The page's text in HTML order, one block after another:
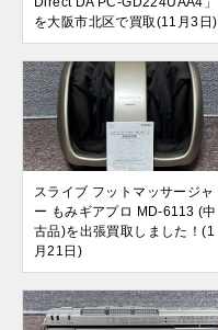
を大阪市北区で買取(11月3日)
スライブ フットマッサージャ
ー もみギアプロ MD-6113 (中
古品)を出張買取しました！(1
月21日)